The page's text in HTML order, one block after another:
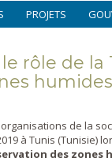
PROJETS
rôle de la
de la
à Tunis (Tunisie)
des zones